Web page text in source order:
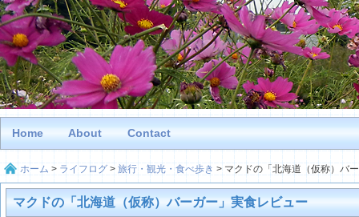
Home About Contact
ホーム > ライフログ >旅行・観光・食べ歩き > マクドの「北海道（仮称）バ
マクドの「北海道（仮称）バーガー」実食レビュー